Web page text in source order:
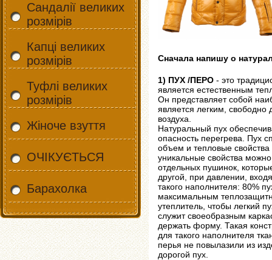
Сандалії великих
розмірів
Капці великих
розмірів
Туфлі великих
розмірів
Жіноче взуття
ОЧІКУЄТЬСЯ
Барахолка
Сначала напишу о
1) ПУХ /ПЕРО - это
является естественным
Он представляет собой
является легким,
воздуха.
Натуральный пух
опасность перегрева. Пух
объем и тепловые
уникальные свойства
отдельных пушинок,
другой, при давлении,
такого наполнителя: 80%
максимальным
утеплитель, чтобы легкий
служит своеобразным
держать форму. Такая
для такого наполнителя
перья не повылазили из
дорогой пух.